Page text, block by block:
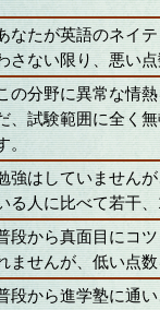
なたが英語のネイ
さない限り、悪い
の分野に異常な情
、試験範囲に全く
。
強はしていません
る人に比べて若干
段から真面目にコ
ませんが、低い点
段から進学塾に通